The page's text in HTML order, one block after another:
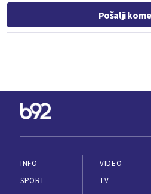
Pošalji
INFO
SPORT
VIDEO
TV